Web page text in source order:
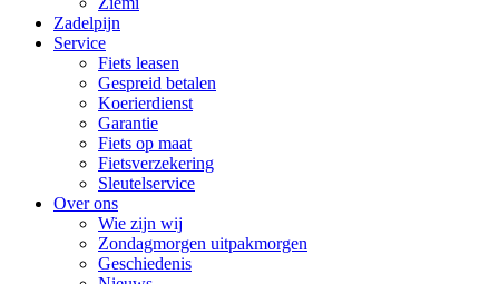
Zadelpijn
Service
Fiets leasen
Gespreid betalen
Koerierdienst
Garantie
Fiets op maat
Fietsverzekering
Sleutelservice
Over ons
Wie zijn wij
Zondagmorgen uitpakmorgen
Geschiedenis